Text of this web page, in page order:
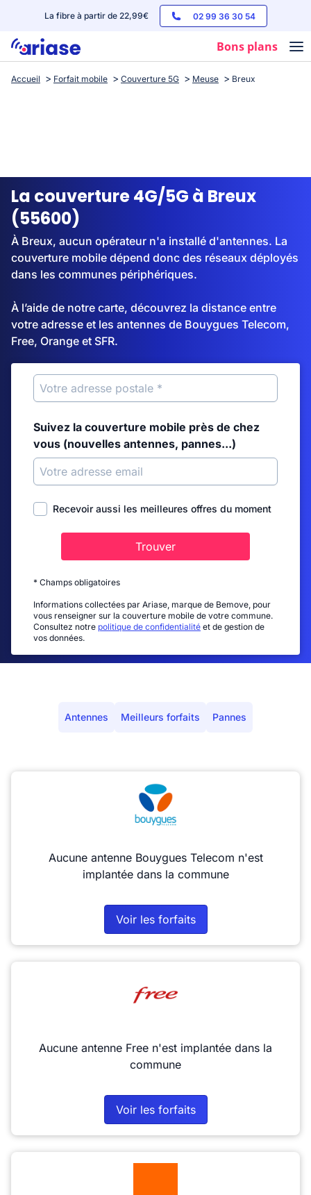
La fibre à partir de 22,99€ 02 99 36 30 54
Bons plans
Box internet
Streaming
Accueil Forfait mobile Couverture 5G Meuse Breux
La couverture 4G/5G à Breux
(55600)
À Breux, aucun opérateur n'a installé d'antennes. La
couverture mobile dépend donc des réseaux déployés
dans les communes périphériques.
À l’aide de notre carte, découvrez la distance entre
votre adresse et les antennes de Bouygues Telecom,
Free, Orange et SFR.
Suivez la couverture mobile près de chez
vous (nouvelles antennes, pannes...)
Recevoir aussi les meilleures offres du moment
Trouver
* Champs obligatoires
Informations collectées par Ariase, marque de Bemove, pour
vous renseigner sur la couverture mobile de votre commune.
Consultez notre politique de confidentialité et de gestion de
vos données.
Antennes Meilleurs forfaits Pannes
Aucune antenne Bouygues Telecom n'est
implantée dans la commune
Voir les forfaits
Aucune antenne Free n'est implantée dans la
commune
Voir les forfaits